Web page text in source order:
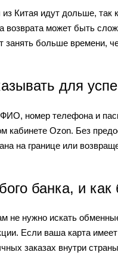
Китая идут дольше, так
может быть
больше времени,
для
ФИО, номер телефона и
Ozon. Без
на границе или
банка, и
нужно искать
Если ваша карта
заказах внутри